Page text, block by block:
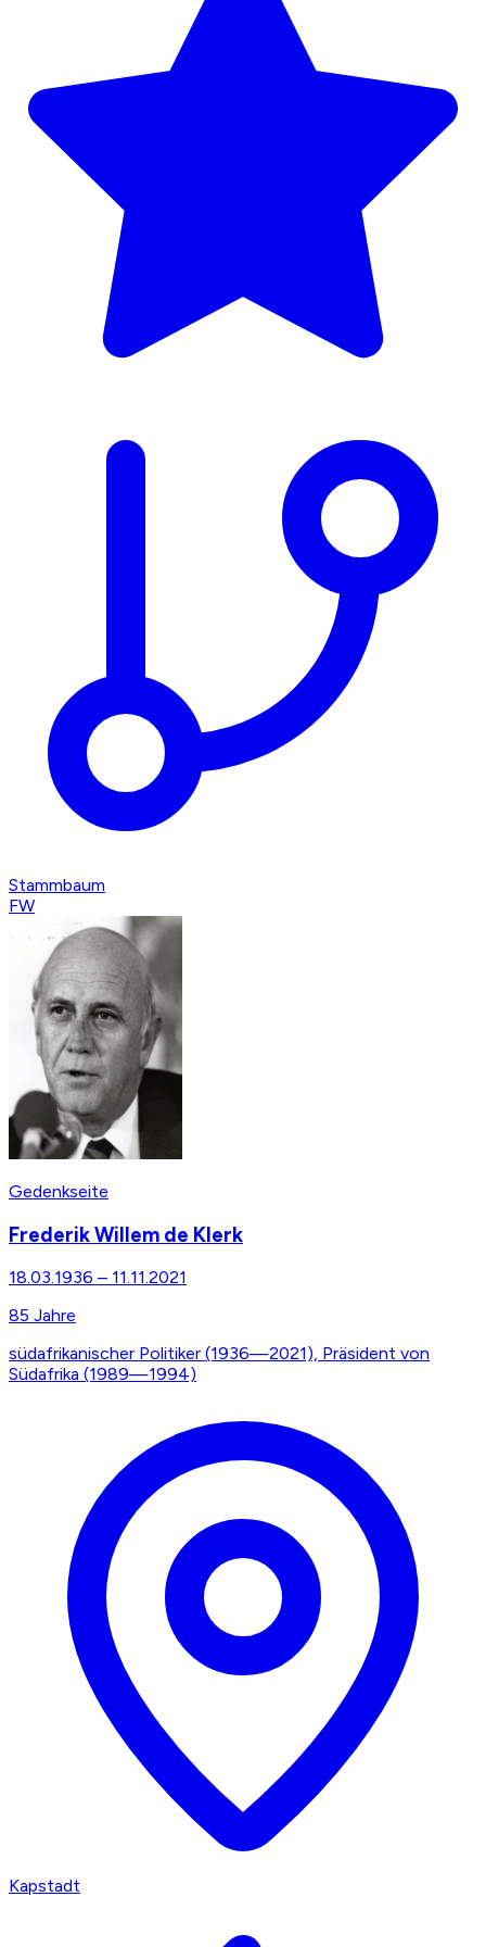
Stammbaum
FW
Gedenkseite
Frederik Willem de Klerk
18.03.1936 – 11.11.2021
85 Jahre
südafrikanischer Politiker (1936—2021), Präsident von
Südafrika (1989—1994)
Kapstadt